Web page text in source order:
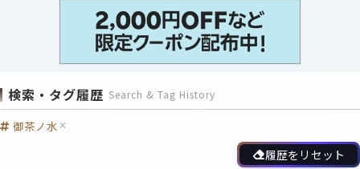
検索・タグ履歴 Search & Tag History
御茶ノ水
履歴をリセット